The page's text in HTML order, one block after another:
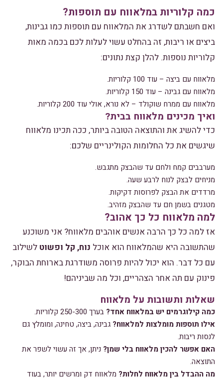
כמה קלוריות במלאווח עם תוספות?
ואם חשבתם לשדרג את המלאווח עם תוספות כמו גבינות,
ביצים או ריבות, זה בהחלט עשוי לעלות לכם בכמה מאות
קלוריות נוספות. להלן קצת נתונים:
מלאווח עם ביצה – עוד 100 קלוריות.
מלאווח עם גבינה – עוד 150 קלוריות.
מלאווח עם ממרח שוקולד – לא נורא, אולי עוד 200 קלוריות.
ואיך מכינים מלאווח בבית?
כדי להשיג את והתוצאה הטובה ביותר, ככה תכינו מלאווח
שיגשים את כל החלומות הקולינריים שלכם:
מערבבים קמח ולחם עד שהבצק מתגבש.
מניחים לבצק לנוח לרבע שעה.
מרדדים את הבצק לפרוסות דקיקות.
מטגנים בשמן חם עד שהבצק מזהיב.
למה מלאווח כל כך אהוב?
אז למה כל כך הרבה אנשים אוהבים מלאווח? אני משוכנע
שהתשובה היא שהמלאווח הוא אוכל נוח, קל ופשוט לשילוב
עם כל דבר. הוא יכול להיות פרוסה משודרגת בארוחת הבוקר,
פינוק עם תה אחר הצהריים, וכל מה שביניהם!
שאלות ותשובות על מלאווח
כמה קילוגרמים יש במלאווח אחד? בערך 250-300 קלוריות.
אילו תוספות מומלצות למלאווח? גבינה, ביצה, טחינה, ומומלץ גם
לנסות ריבות.
האם אפשר להכין מלאווח בלי שמן? ניתן, אך זה עשוי לשפר את
התוצאה.
מה ההבדל בין מלאווח לחלות? מלאווח דק ומרשים יותר, בעוד